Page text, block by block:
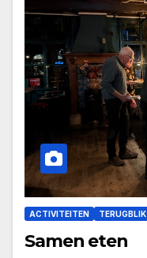
ACTIVITEITEN TERUGBLIK
Samen eten